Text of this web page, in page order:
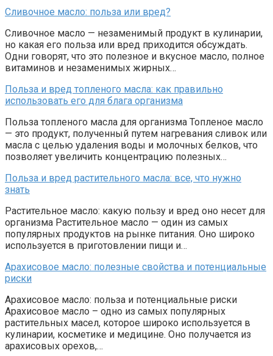
Сливочное масло: польза или вред?
Сливочное масло — незаменимый продукт в кулинарии,
но какая его польза или вред приходится обсуждать.
Одни говорят, что это полезное и вкусное масло, полное
витаминов и незаменимых жирных…
Польза и вред топленого масла: как правильно
использовать его для блага организма
Польза топленого масла для организма Топленое масло
— это продукт, полученный путем нагревания сливок или
масла с целью удаления воды и молочных белков, что
позволяет увеличить концентрацию полезных…
Польза и вред растительного масла: все, что нужно
знать
Растительное масло: какую пользу и вред оно несет для
организма Растительное масло — один из самых
популярных продуктов на рынке питания. Оно широко
используется в приготовлении пищи и…
Арахисовое масло: полезные свойства и потенциальные
риски
Арахисовое масло: польза и потенциальные риски
Арахисовое масло – одно из самых популярных
растительных масел, которое широко используется в
кулинарии, косметике и медицине. Оно получается из
арахисовых орехов,…